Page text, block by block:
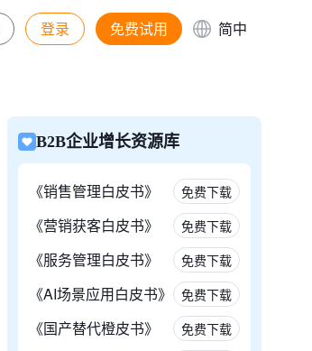
登录 免费试用 简中
B2B企业增长资源库
《销售管理白皮书》 免费下载
《营销获客白皮书》 免费下载
《服务管理白皮书》 免费下载
《AI场景应用白皮书》 免费下载
《国产替代橙皮书》 免费下载